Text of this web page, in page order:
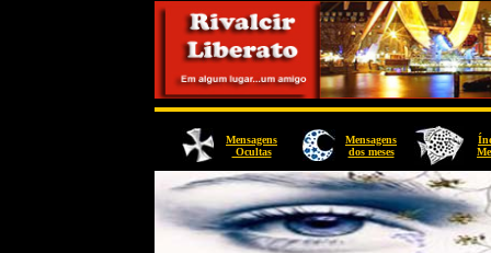
Mensagens
Ocultas
Mensagens
dos meses